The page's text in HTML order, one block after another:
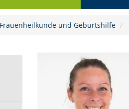
Frauenheilkunde und Geburtshilfe